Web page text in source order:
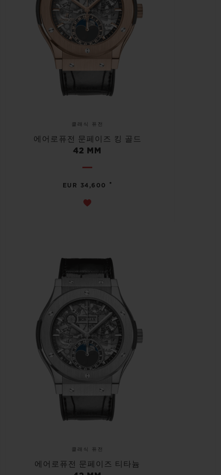
클래식 퓨전
에어로퓨전 문페이즈 킹 골드
42 MM
EUR 34,600 •
클래식 퓨전
에어로퓨전 문페이즈 티타늄